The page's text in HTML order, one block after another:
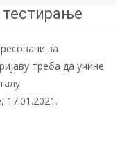
тестирање
за
треба да учине
17.01.2021.